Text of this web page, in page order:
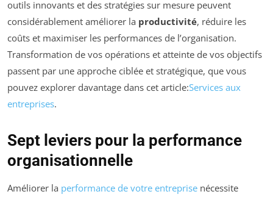
outils innovants et des stratégies sur mesure peuvent
considérablement améliorer la productivité, réduire les
coûts et maximiser les performances de l’organisation.
Transformation de vos opérations et atteinte de vos objectifs
passent par une approche ciblée et stratégique, que vous
pouvez explorer davantage dans cet article:Services aux
entreprises.
Sept leviers pour la performance
organisationnelle
Améliorer la performance de votre entreprise nécessite